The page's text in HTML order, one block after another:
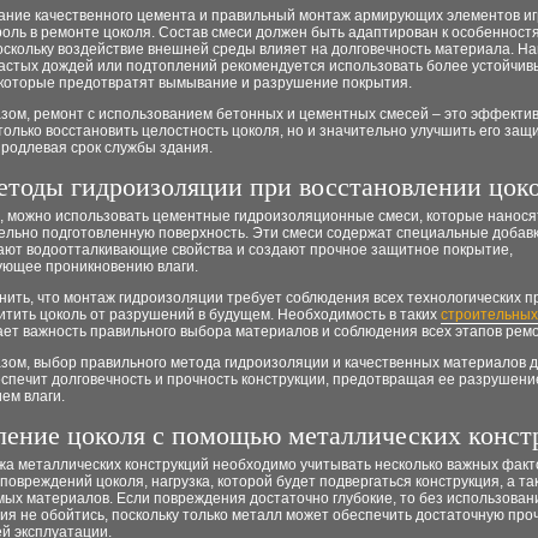
качественного цемента и правильный монтаж армирующих элементов
в ремонте цоколя. Состав смеси должен быть адаптирован к
воздействие внешней среды влияет на долговечность материала.
дождей или подтоплений рекомендуется использовать более
предотвратят вымывание и разрушение покрытия.
ремонт с использованием бетонных и цементных смесей – это
восстановить целостность цоколя, но и значительно улучшить его
срок службы здания.
гидроизоляции при восстановлении
можно использовать цементные гидроизоляционные смеси, которые
подготовленную поверхность. Эти смеси содержат специальные
водоотталкивающие свойства и создают прочное защитное покрытие,
проникновению влаги.
что монтаж гидроизоляции требует соблюдения всех технологических
цоколь от разрушений в будущем. Необходимость в таких
важность правильного выбора материалов и соблюдения всех этапов
выбор правильного метода гидроизоляции и качественных материалов
долговечность и прочность конструкции, предотвращая ее
влаги.
цоколя с помощью металлических
металлических конструкций необходимо учитывать несколько важных
цоколя, нагрузка, которой будет подвергаться конструкция, а
материалов. Если повреждения достаточно глубокие, то без
не обойтись, поскольку только металл может обеспечить достаточную
эксплуатации.